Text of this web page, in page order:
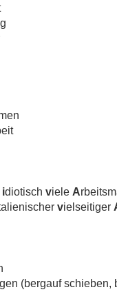
idiotisch viele A
vielseitiger
(bergauf schieben,